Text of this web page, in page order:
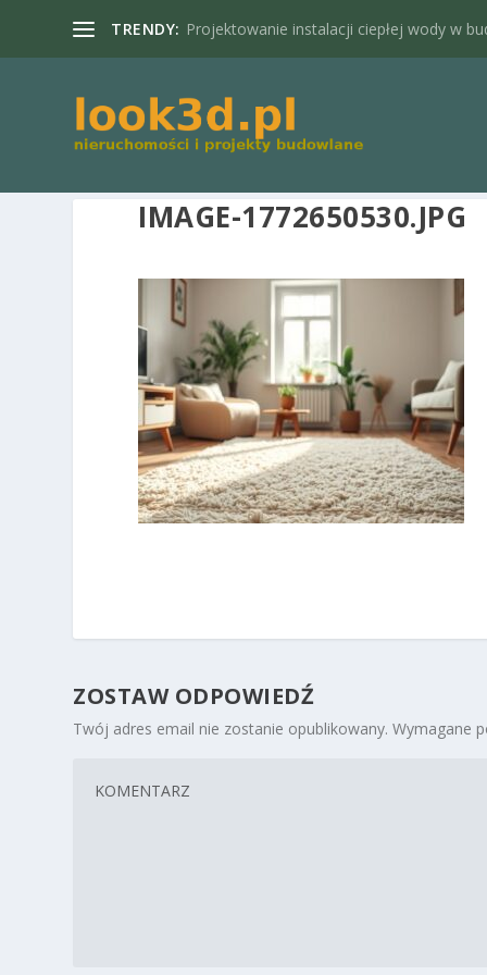
TRENDY: Projektowanie instalacji ciepłej wody w
IMAGE-1772650530.JPG
ZOSTAW ODPOWIEDŹ
Twój adres email nie zostanie opublikowany. Wymagane